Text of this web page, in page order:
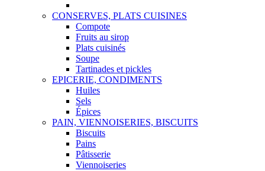
CONSERVES, PLATS CUISINES
Compote
Fruits au sirop
Plats cuisinés
Soupe
Tartinades et pickles
EPICERIE, CONDIMENTS
Huiles
Sels
Épices
PAIN, VIENNOISERIES, BISCUITS
Biscuits
Pains
Pâtisserie
Viennoiseries